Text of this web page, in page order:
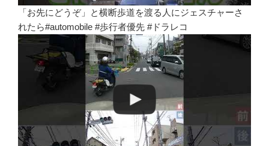
「お先にどうぞ」と横断歩道を渡る人にジェスチャーさ
れたら#automobile #歩行者優先 #ドラレコ